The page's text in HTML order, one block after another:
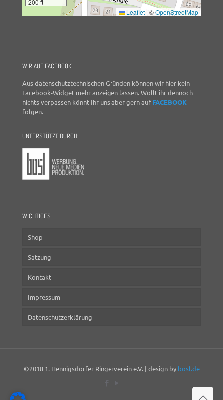
200 ft
Leaflet | ©OpenStreetMap
WIR AUF FACEBOOK
Aus datenschutztechnischen Gründen können wir hier kein
Facebook-Widget mehr anzeigen lassen. Wollt ihr dennoch
nichts verpassen könnt Ihr uns aber gern auf FACEBOOK
folgen.
UNTERSTÜTZT DURCH:
WICHTIGES
Shop
Satzung
Kontakt
Impressum
Datenschutzerklärung
©2018 1. Hennigsdorfer Ringerverein e.V. | design by bosl.de